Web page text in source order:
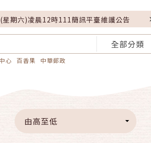
期六)凌晨12時111簡訊平臺維護公告
全部分類
心 百香果 中華郵政
由高至低